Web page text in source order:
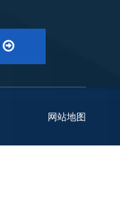
网站地图